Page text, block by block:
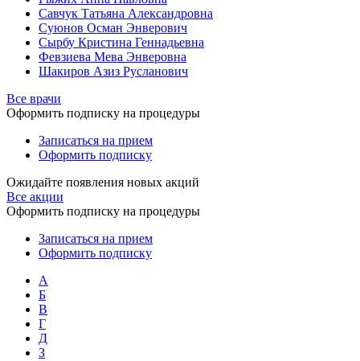
Савчук Татьяна Александровна
Суюнов Осман Энверович
Сырбу Кристина Геннадьевна
Февзиева Мева Энверовна
Шакиров Азиз Русланович
Все врачи
Оформить подписку на процедуры
Записаться на прием
Оформить подписку
Ожидайте появления новых акций
Все акции
Оформить подписку на процедуры
Записаться на прием
Оформить подписку
А
Б
В
Г
Д
З